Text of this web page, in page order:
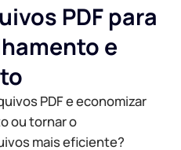
PDF para
e
PDF e economizar
ou tornar o
mais eficiente?